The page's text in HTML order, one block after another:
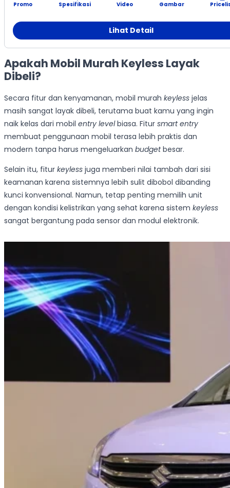
Promo Spesifikasi Video Gambar
Lihat Detail
Apakah Mobil Murah Keyless Layak
Dibeli?
Secara fitur dan kenyamanan, mobil murah keyless jelas
masih sangat layak dibeli, terutama buat kamu yang ingin
naik kelas dari mobil entry levelbiasa. Fitur smart entry
membuat penggunaan mobil terasa lebih praktis dan
modern tanpa harus mengeluarkan budgetbesar.
Selain itu, fitur keyless juga memberi nilai tambah dari sisi
keamanan karena sistemnya lebih sulit dibobol dibanding
kunci konvensional. Namun, tetap penting memilih unit
dengan kondisi kelistrikan yang sehat karena sistem keyless
sangat bergantung pada sensor dan modul elektronik.